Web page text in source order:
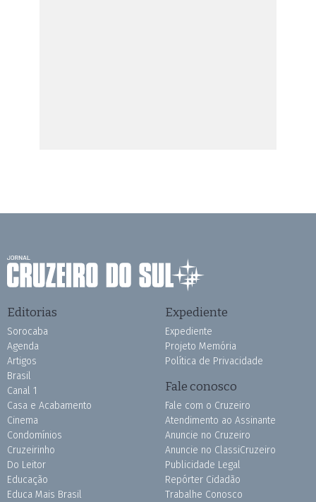
Editorias
Sorocaba
Agenda
Artigos
Brasil
Canal 1
Casa e Acabamento
Cinema
Condomínios
Cruzeirinho
Do Leitor
Educação
Educa Mais Brasil
Expediente
Expediente
Projeto Memória
Política de Privacidade
Fale conosco
Fale com o Cruzeiro
Atendimento ao Assinante
Anuncie no Cruzeiro
Anuncie no ClassiCruzeiro
Publicidade Legal
Repórter Cidadão
Trabalhe Conosco